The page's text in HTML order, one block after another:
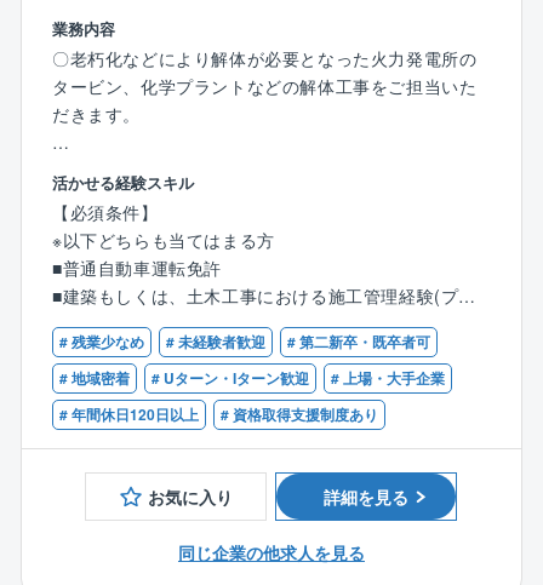
業務内容
〇老朽化などにより解体が必要となった火力発電所の
タービン、化学プラントなどの解体工事をご担当いた
だきます。
【業務内容】
■現場監督業務/廃棄物処理又はスクラップ等の処分
■工事の事前調査
■施工計画作成
■どんなやり方で解体するか打ち合わせ
■CADを使用し計画を立案（デスクワーク）
■プラント関係者と工事に関する打ち合わせ
■作業員や必要な資材を手配
■現場の進み具合をチェック
【入社後の流れ】
※ご経験に応じて入社後の流れは変動いたします。
〇最初の1～2週間は導入研修
知識や、官公庁とやりとりする書類についてなど、細
活かせる経験スキル
【必須条件】
※以下どちらも当てはまる方
■普通自動車運転免許
■建築もしくは、土木工事における施工管理経験(プラ
ント業界経験は問いません)
# 残業少なめ # 未経験者歓迎
# 第二新卒・既卒者可
# 地域密着
# Uターン・Iターン歓迎
# 上場・大手企業
# 年間休日120日以上
# 資格取得支援制度あり
お気に入り 詳細を見る
同じ企業の他求人を見る